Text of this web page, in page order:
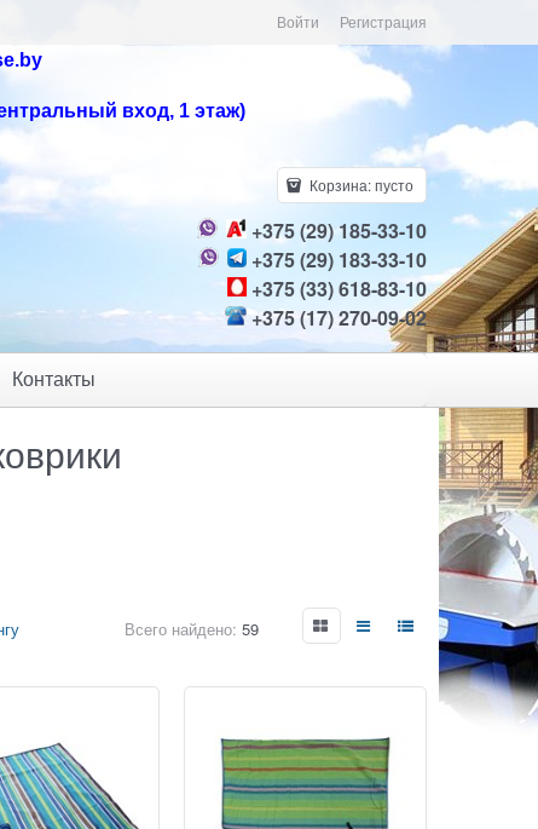
Войти
Регистрация
вход, 1 этаж)
Корзина:пусто
+375 (29) 185-33-10
+375 (29) 183-33-10
+375 (33) 618-83-10
+375 (17) 270-09-02
Контакты
Всего найдено: 59